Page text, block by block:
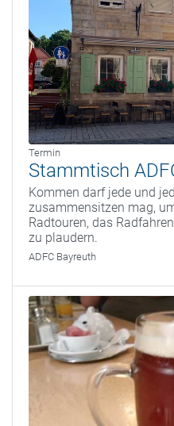
Termin
Stammtisch
Kommen darf jede und
zusammensitzen mag,
Radtouren, das
zu plaudern.
ADFC Bayreuth